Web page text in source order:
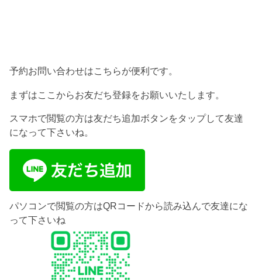
予約お問い合わせはこちらが便利です。
まずはここからお友だち登録をお願いいたします。
スマホで閲覧の方は友だち追加ボタンをタップして友達
になって下さいね。
パソコンで閲覧の方はQRコードから読み込んで友達にな
って下さいね